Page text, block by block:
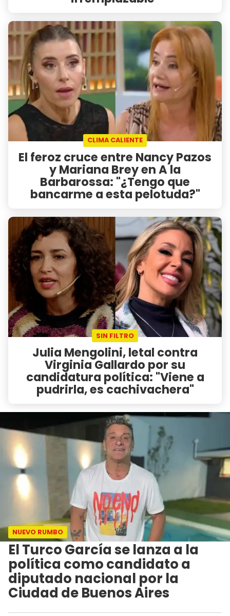
CLIMA CALIENTE
El feroz cruce entre Nancy Pazos
y Mariana Brey en A la
Barbarossa: "¿Tengo que
bancarme a esta pelotuda?"
SIN FILTRO
Julia Mengolini, letal contra
Virginia Gallardo por su
candidatura política: "Viene a
pudrirla, es cachivachera"
NUEVO RUMBO
El Turco García se lanza a la
política como candidato a
diputado nacional por la
Ciudad de Buenos Aires